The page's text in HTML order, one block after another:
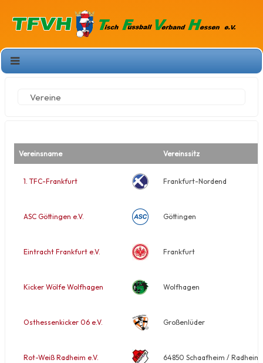
Vereine
Vereinsname Vereinssitz
1. TFC-Frankfurt Frankfurt-Nordend
ASC Göttingen e.V. Göttingen
Eintracht Frankfurt e.V. Frankfurt
Kicker Wölfe Wolfhagen Wolfhagen
Osthessenkicker 06 e.V. Großenlüder
Rot-Weiß Radheim e.V. 64850 Schaafheim /